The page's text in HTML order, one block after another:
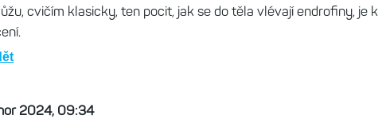
cvičím klasicky, ten pocit, jak se do těla vlévají endrofiny, je k
2024, 09:34